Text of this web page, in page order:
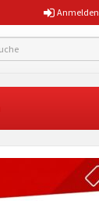
Anmelden